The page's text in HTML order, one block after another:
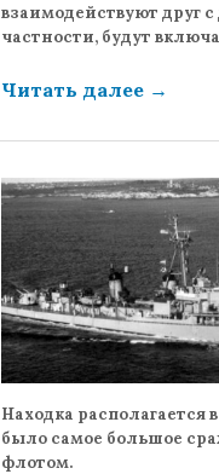
взаимодействуют друг
частности, будут
Читать далее →
Находка
было самое большое
флотом.